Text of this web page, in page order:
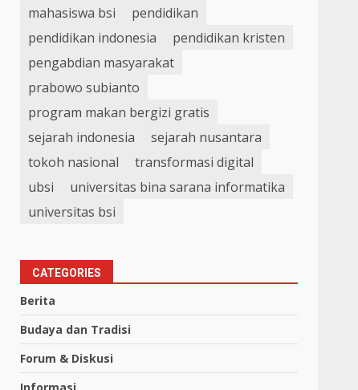
mahasiswa bsi
pendidikan
pendidikan indonesia
pendidikan kristen
pengabdian masyarakat
prabowo subianto
program makan bergizi gratis
sejarah indonesia
sejarah nusantara
tokoh nasional
transformasi digital
ubsi
universitas bina sarana informatika
universitas bsi
CATEGORIES
Berita
Budaya dan Tradisi
Forum & Diskusi